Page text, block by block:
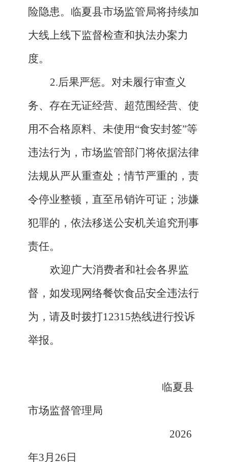
险隐患。临夏县市场监管局将持续加
大线上线下监督检查和执法办案力
度。
2.后果严惩。对未履行审查义
务、存在无证经营、超范围经营、使
用不合格原料、未使用“食安封签”等
违法行为，市场监管部门将依据法律
法规从严从重查处；情节严重的，责
令停业整顿，直至吊销许可证；涉嫌
犯罪的，依法移送公安机关追究刑事
责任。
欢迎广大消费者和社会各界监
督，如发现网络餐饮食品安全违法行
为，请及时拨打12315热线进行投诉
举报。
临夏县
市场监督管理局
2026
年3月26日